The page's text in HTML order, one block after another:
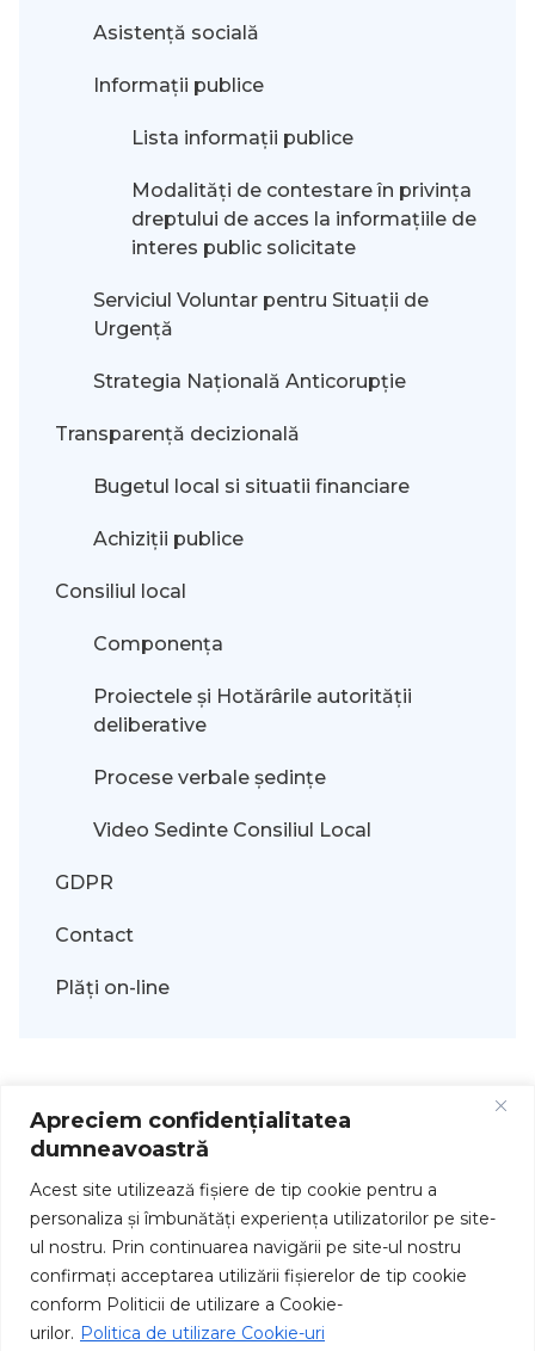
Apreciem confidențialitatea
dumneavoastră
Acest site utilizează fişiere de tip cookie pentru a
personaliza și îmbunătăți experiența utilizatorilor pe site-
ul nostru. Prin continuarea navigării pe site-ul nostru
confirmați acceptarea utilizării fişierelor de tip cookie
conform Politicii de utilizare a Cookie-
urilor. Politica de utilizare Cookie-uri
Asistență socială
Informații publice
Lista informații publice
Modalităţi de contestare în privinţa
dreptului de acces la informaţiile de
interes public solicitate
Serviciul Voluntar pentru Situații de
Urgență
Strategia Națională Anticorupție
Transparență decizională
Bugetul local si situatii financiare
Achiziții publice
Consiliul local
Componența
Proiectele și Hotărârile autorității
deliberative
Procese verbale ședințe
Video Sedinte Consiliul Local
GDPR
Contact
Plăți on-line
Drepturi de autor © 2026